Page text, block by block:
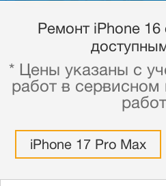
Ремонт iPhone 16
* Цены указаны с
работ в сервисном
iPhone 17 Pro Max